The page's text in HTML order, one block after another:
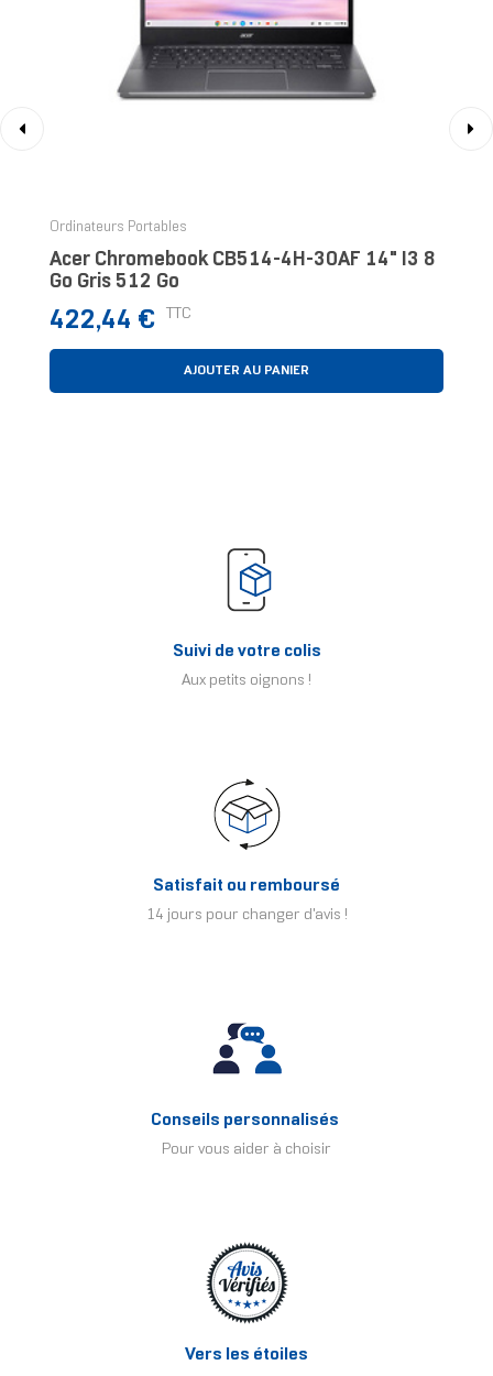
Ordinateurs Portables
Acer Chromebook CB514-4H-30AF 14" I3 8
Go Gris 512 Go
Prix
422,44 € TTC
AJOUTER AU PANIER
Suivi de votre colis
Aux petits oignons !
Satisfait ou remboursé
14 jours pour changer d'avis !
Conseils personnalisés
Pour vous aider à choisir
Vers les étoiles